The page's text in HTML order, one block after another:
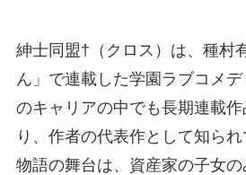
紳士同盟†（クロス）は、種村
ん」で連載した学園ラブコメ
のキャリアの中でも長期連載
り、作者の代表作として知られ
物語の舞台は、資産家の子女